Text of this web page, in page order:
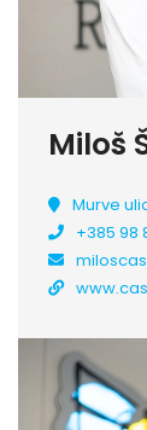
Miloš
Murve
+385 98